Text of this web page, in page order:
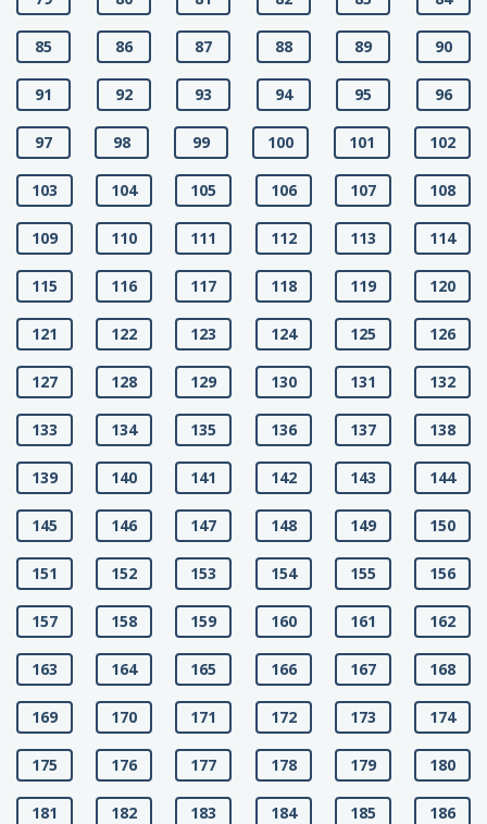
85 86 87 88 89 90
91 92 93 94 95 96
97 98 99 100 101 102
103 104 105 106 107 108
109 110 111 112 113 114
115 116 117 118 119 120
121 122 123 124 125 126
127 128 129 130 131 132
133 134 135 136 137 138
139 140 141 142 143 144
145 146 147 148 149 150
151 152 153 154 155 156
157 158 159 160 161 162
163 164 165 166 167 168
169 170 171 172 173 174
175 176 177 178 179 180
181 182 183 184 185 186